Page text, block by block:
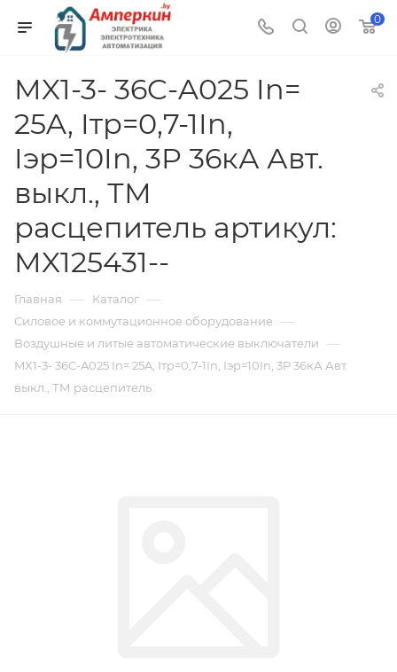
0
MX1-3- 36C-A025 In=
25A, Iтр=0,7-1In,
Iэр=10In, 3P 36кА Авт.
выкл., ТМ
расцепитель артикул:
MX125431--
Главная — Каталог —
Силовое и коммутационное оборудование —
Воздушные и литые автоматические выключатели —
MX1-3- 36C-A025 In= 25A, Iтр=0,7-1In, Iэр=10In, 3P 36кА Авт.
выкл., ТМ расцепитель